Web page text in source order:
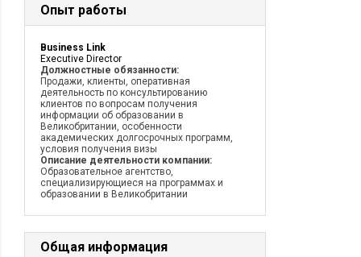
Опыт работы
Business Link
Executive Director
Должностные обязанности:
Продажи, клиенты, оперативная
деятельность по консультированию
клиентов по вопросам получения
информации об образовании в
Великобритании, особенности
академических долгосрочных программ,
условия получения визы
Описание деятельности компании:
Образовательное агентство,
специализирующиеся на программах и
образовании в Великобритании
Общая информация